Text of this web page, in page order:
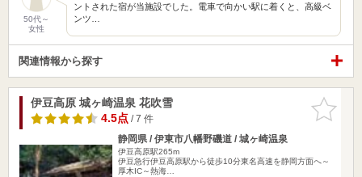
50代～
女性
ントされた宿が当施設でした。電車で向かい駅に着くと、高級ベ
ンツ…
関連情報から探す
お気に入
りに追加
伊豆高原 城ヶ崎温泉 花吹雪
4.5点/ 7 件
静岡県 / 伊東市八幡野磯道 / 城ヶ崎温泉
伊豆高原駅265m
伊豆急行伊豆高原駅から徒歩10分東名高速を静岡方面へ～
厚木IC～熱海…